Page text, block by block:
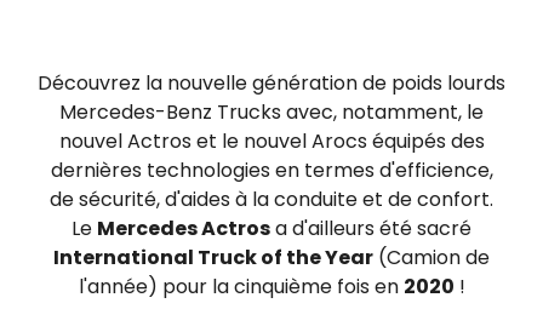
Découvrez la nouvelle génération de poids lourds
Mercedes-Benz Trucks avec, notamment, le
nouvel Actros et le nouvel Arocs équipés des
dernières technologies en termes d'efficience,
de sécurité, d'aides à la conduite et de confort.
Le Mercedes Actrosa d'ailleurs été sacré
International Truck of the Year (Camion de
l'année) pour la cinquième fois en 2020 !